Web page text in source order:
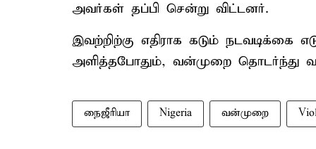
அவர்கள் தப்பி சென்று விட்டனர்.
இவற்றிற்கு எதிராக கடும் நடவடிக்கை
அளித்தபோதும், வன்முறை தொடர்ந்து
நைஜீரியா Nigeria வன்முறை